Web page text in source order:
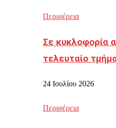
Περιφέρεια
Σε κυκλοφορία
τελευταίο
24 Ιουλίου 2026
Περιφέρεια